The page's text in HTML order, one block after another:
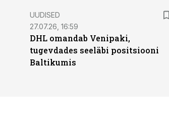
UUDISED
27.07.26, 16:59
DHL omandab Venipaki,
tugevdades seeläbi positsiooni
Baltikumis